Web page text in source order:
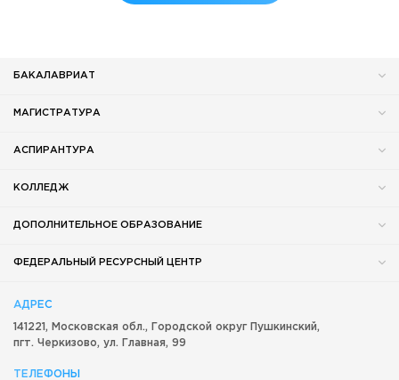
БАКАЛАВРИАТ
МАГИСТРАТУРА
АСПИРАНТУРА
КОЛЛЕДЖ
ДОПОЛНИТЕЛЬНОЕ ОБРАЗОВАНИЕ
ФЕДЕРАЛЬНЫЙ РЕСУРСНЫЙ ЦЕНТР
АДРЕС
141221, Московская обл., Городской округ Пушкинский,
пгт. Черкизово, ул. Главная, 99
ТЕЛЕФОНЫ